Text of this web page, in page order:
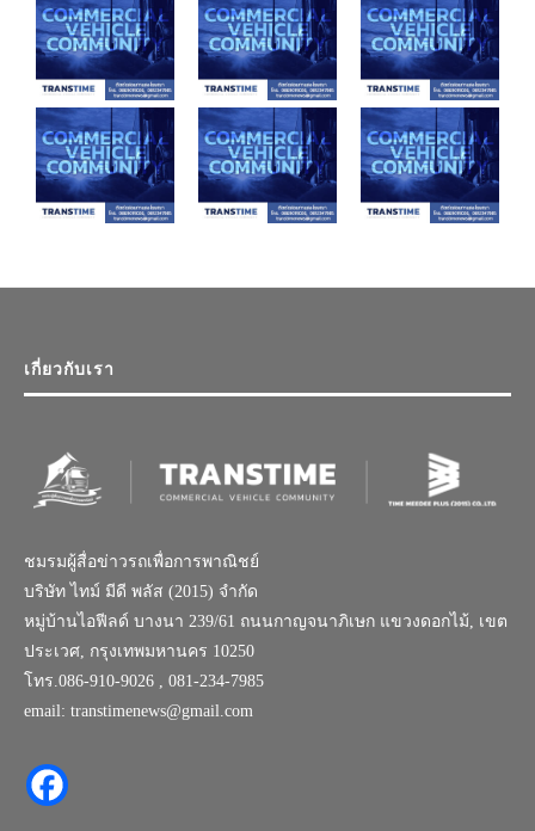
เกี่ยวกับเรา
ชมรมผู้สื่อข่าวรถเพื่อการพาณิชย์
บริษัท ไทม์ มีดี พลัส (2015) จำกัด
หมู่บ้านไอฟีลด์ บางนา 239/61 ถนนกาญจนาภิเษก แขวงดอกไม้, เขต
ประเวศ, กรุงเทพมหานคร 10250
โทร.086-910-9026 , 081-234-7985
email: transtimenews@gmail.com